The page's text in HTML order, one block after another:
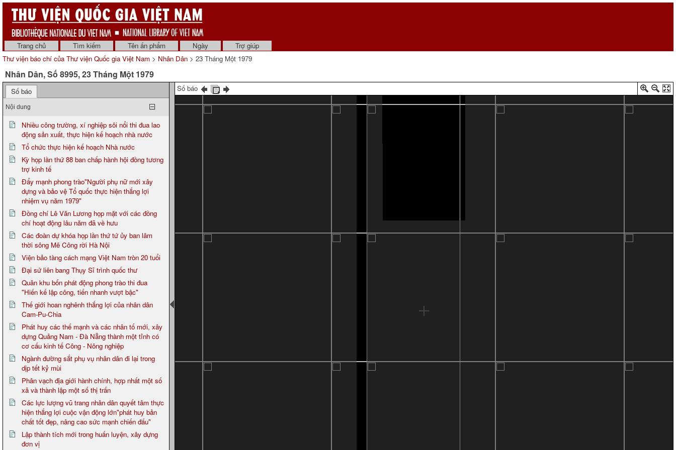
Trang chủ Tìm kiếm Tên ấn phẩm Ngày
Trợ giúp
Thư viện báo chí của Thư viện Quốc gia Việt Nam > Nhân Dân > 23 Tháng Một 1979
Nhân Dân, Số 8995, 23 Tháng Một 1979
Số báo
Nội dung
Nhiều công trường, xí nghiệp sôi nổi thi đua lao
động sản xuất, thực hiện kế hoạch nhà nước
Tổ chức thực hiện kế hoạch Nhà nước
Kỳ họp lần thứ 88 ban chấp hành hội đồng tương
trợ kinh tế
Đẩy mạnh phong trào"Người phụ nữ mới xây
dựng và bảo vệ Tổ quốc thực hiện thắng lợi
nhiệm vụ năm 1979"
Đồng chí Lê Văn Lương họp mặt với các đồng
chí hoạt động lâu năm đã về hưu
Các đoàn dự khóa họp lần thứ tứ ủy ban lâm
thời sông Mê Công rời Hà Nội
Viện bảo tàng cách mạng Việt Nam tròn 20 tuổi
Đại sứ liên bang Thụy Sĩ trình quốc thư
Quân khu bốn phát động phong trào thi đua
"Hiến kế lập công, tiến nhanh vượt bậc"
Thế giới hoan nghênh thắng lợi của nhân dân
Cam-Pu-Chia
Phát huy các thế mạnh và các nhân tố mới, xây
dựng Quảng Nam - Đà Nẵng thành một tỉnh có
cơ cấu kinh tế Công - Nông nghiệp
Ngành đường sắt phụ vụ nhân dân đi lại trong
dịp tết kỷ mùi
Phân vạch địa giới hành chính, hợp nhất một số
xã và thành lập một số thị trấn
Các lực lượng vũ trang nhân dân quyết tâm thực
hiện thắng lợi cuộc vận động lớn"phát huy bản
chất tốt đẹp, nâng cao sức mạnh chiến đấu"
Lập thành tích mới trong huấn luyện, xây dựng
đơn vị
Số báo